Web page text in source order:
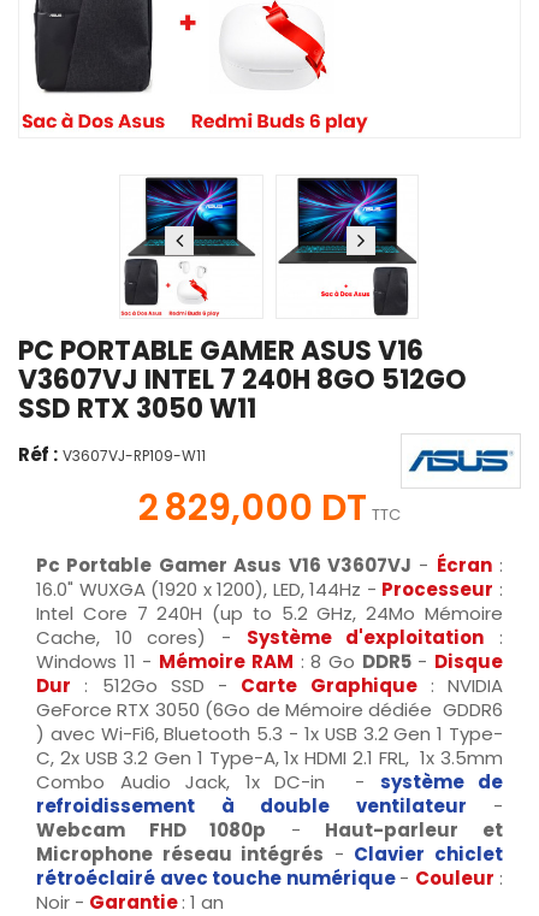
PC PORTABLE GAMER ASUS V16
V3607VJ INTEL 7 240H 8GO 512GO
SSD RTX 3050 W11
Réf : V3607VJ-RP109-W11
2 829,000 DT TTC
Pc Portable Gamer Asus V16 V3607VJ - Écran:
16.0" WUXGA (1920 x 1200), LED, 144Hz - Processeur :
Intel Core 7 240H (up to 5.2 GHz, 24Mo Mémoire
Cache, 10 cores) - Système d'exploitation
:
Windows 11 - Mémoire RAM : 8 Go DDR5- Disque
Dur : 512Go SSD - Carte Graphique: NVIDIA
GeForce RTX 3050 (6Go de Mémoire dédiée GDDR6
) avec Wi-Fi6, Bluetooth 5.3 - 1x USB 3.2 Gen 1 Type-
C, 2x USB 3.2 Gen 1 Type-A, 1x HDMI 2.1 FRL, 1x 3.5mm
Combo Audio Jack, 1x DC-in - système de
refroidissement à double ventilateur -
Webcam FHD 1080p - Haut-parleur et
Microphone réseau intégrés - Clavier chiclet
rétroéclairé avec touche numérique- Couleur :
Noir - Garantie: 1 an